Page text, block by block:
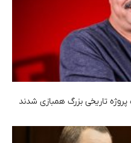
تاریخی بزرگ همبازی شدند